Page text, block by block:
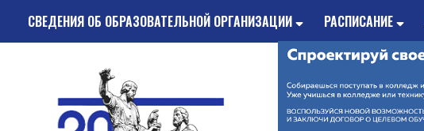
СВЕДЕНИЯ ОБ ОБРАЗОВАТЕЛЬНОЙ ОРГАНИЗАЦИИ РАСПИСАНИЕ